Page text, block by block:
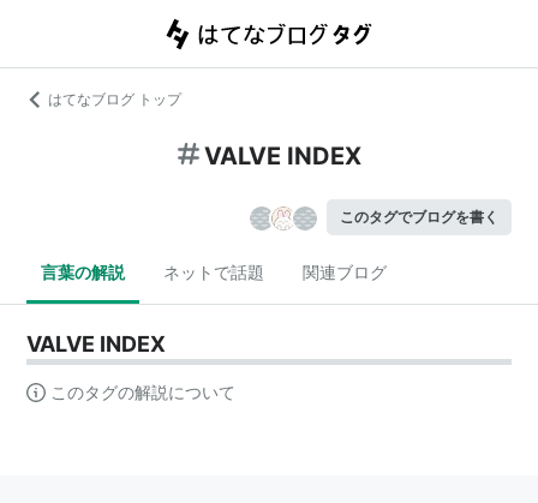
はてなブログ トップ
VALVE INDEX
このタグでブログを書く
言葉の解説 ネットで話題 関連ブログ
VALVE INDEX
このタグの解説について